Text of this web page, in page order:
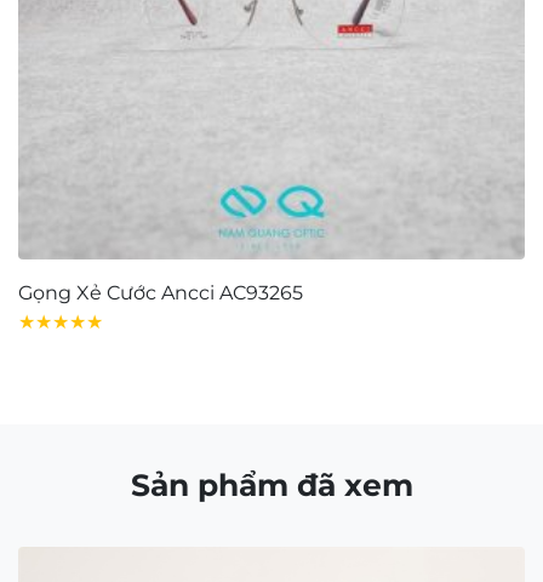
Gọng Xẻ Cước Ancci AC93265
★★★★★
Sản phẩm đã xem